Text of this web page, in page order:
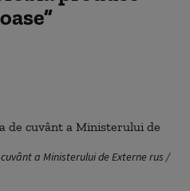
a Ministerului de Externe rus /